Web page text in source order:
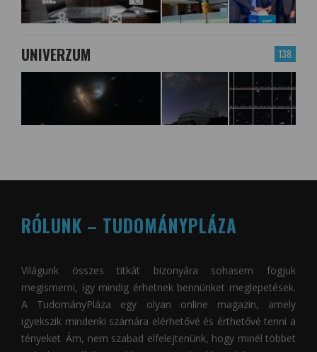
138
UNIVERZUM
RÓLUNK – TUDOMÁNYPLÁZA
Világunk összes titkát bizonyára sohasem fogjuk
megismerni, így mindig érhetnek bennünket meglepetések.
A TudományPláza egy olyan online magazin, amely
igyekszik mindenki számára elérhetővé és érthetővé tenni a
tényeket. Ám, nem szabad elfelejtenünk, hogy minél többet